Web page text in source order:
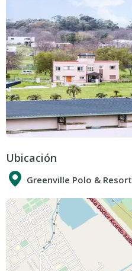
Ubicación
Greenville Polo & Resort